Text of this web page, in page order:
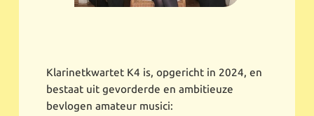
Klarinetkwartet K4 is, opgericht in 2024, en
bestaat uit gevorderde en ambitieuze
bevlogen amateur musici: